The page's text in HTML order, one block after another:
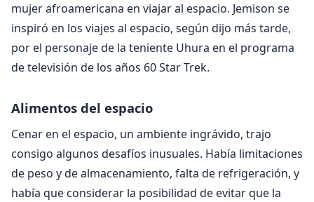
mujer afroamericana en viajar al espacio. Jemison se
inspiró en los viajes al espacio, según dijo más tarde,
por el personaje de la teniente Uhura en el programa
de televisión de los años 60 Star Trek.
Alimentos del espacio
Cenar en el espacio, un ambiente ingrávido, trajo
consigo algunos desafíos inusuales. Había limitaciones
de peso y de almacenamiento, falta de refrigeración, y
había que considerar la posibilidad de evitar que la